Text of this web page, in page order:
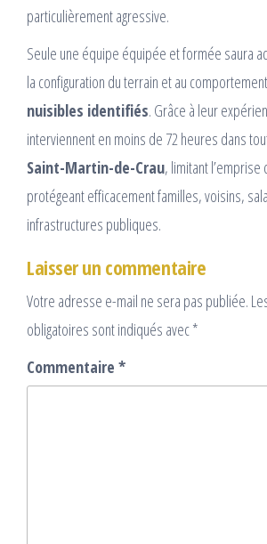
particulièrement agressive.
Seule une équipe équipée et formée saura
la configuration du terrain et au
nuisibles identifiés. Grâce à leur
interviennent en moins de 72 heures dans
Saint-Martin-de-Crau, limitant
protégeant efficacement familles, voisins,
infrastructures publiques.
Laisser un commentaire
Votre adresse e-mail ne sera pas publiée.
obligatoires sont indiqués avec*
Commentaire *